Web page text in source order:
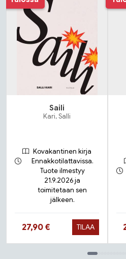
Saili
Kari, Salli
Kovakantinen kirja
Ennakkotilattavissa.
Tuote ilmestyy
21.9.2026 ja
toimitetaan sen
jälkeen.
Hinta nyt
27,90 € TILAA